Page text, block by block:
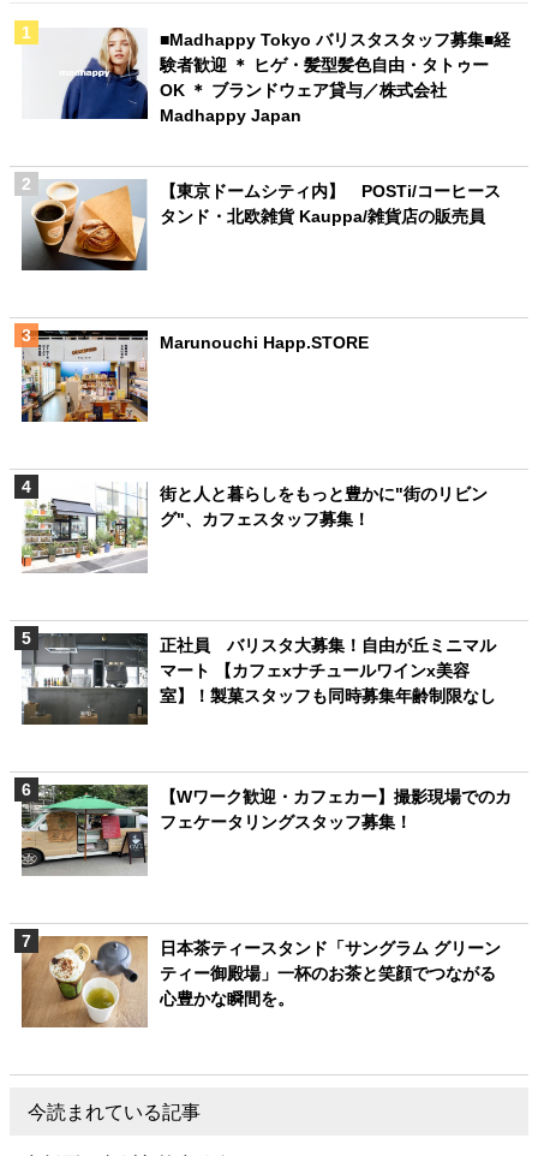
■Madhappy Tokyo バリスタスタッフ募集■経
験者歓迎 ＊ ヒゲ・髪型髪色自由・タトゥー
OK ＊ ブランドウェア貸与／株式会社
Madhappy Japan
【東京ドームシティ内】 POSTi/コーヒース
タンド・北欧雑貨 Kauppa/雑貨店の販売員
Marunouchi Happ.STORE
街と人と暮らしをもっと豊かに"街のリビン
グ"、カフェスタッフ募集！
正社員 バリスタ大募集！自由が丘ミニマル
マート 【カフェxナチュールワインx美容
室】！製菓スタッフも同時募集年齢制限なし
【Wワーク歓迎・カフェカー】撮影現場でのカ
フェケータリングスタッフ募集！
日本茶ティースタンド「サングラム グリーン
ティー御殿場」一杯のお茶と笑顔でつながる
心豊かな瞬間を。
今読まれている記事